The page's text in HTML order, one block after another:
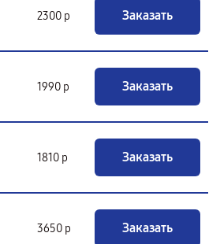
2300 р Заказать
1990 р Заказать
1810 р Заказать
3650 р Заказать